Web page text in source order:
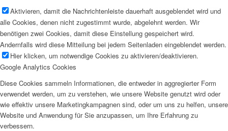
Aktivieren, damit die Nachrichtenleiste dauerhaft ausgeblendet wird und
alle Cookies, denen nicht zugestimmt wurde, abgelehnt werden. Wir
benötigen zwei Cookies, damit diese Einstellung gespeichert wird.
Andernfalls wird diese Mitteilung bei jedem Seitenladen eingeblendet werden.
Hier klicken, um notwendige Cookies zu aktivieren/deaktivieren.
Google Analytics Cookies
Diese Cookies sammeln Informationen, die entweder in aggregierter Form
verwendet werden, um zu verstehen, wie unsere Website genutzt wird oder
wie effektiv unsere Marketingkampagnen sind, oder um uns zu helfen, unsere
Website und Anwendung für Sie anzupassen, um Ihre Erfahrung zu
verbessern.